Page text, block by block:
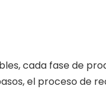
cada fase de
el proceso de